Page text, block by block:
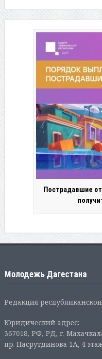
Пострадавшие
Молодежь Дагестана
Редакция
Юридический адрес:
367018, РФ, РД, г.
пр. Насрутдинова 1А, 4